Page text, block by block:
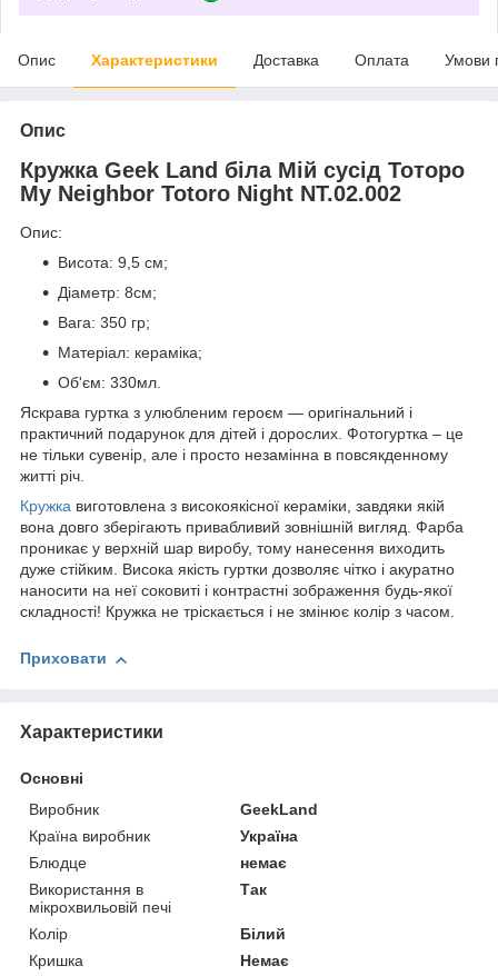
Опис Характеристики Доставка Оплата Умови
Опис
Кружка Geek Land біла Мій сусід Тоторо
My Neighbor Totoro Night NT.02.002
Опис:
Висота: 9,5 см;
Діаметр: 8см;
Вага: 350 гр;
Матеріал: кераміка;
Об'єм: 330мл.
Яскрава гуртка з улюбленим героєм ― оригінальний і
практичний подарунок для дітей і дорослих. Фотогуртка – це
не тільки сувенір, але і просто незамінна в повсякденному
житті річ.
Кружка виготовлена з високоякісної кераміки, завдяки якій
вона довго зберігають привабливий зовнішній вигляд. Фарба
проникає у верхній шар виробу, тому нанесення виходить
дуже стійким. Висока якість гуртки дозволяє чітко і акуратно
наносити на неї соковиті і контрастні зображення будь-якої
складності! Кружка не тріскається і не змінює колір з часом.
Приховати
Характеристики
Основні
Виробник
GeekLand
Країна виробник
Україна
Блюдце
немає
Використання в
мікрохвильовій печі
Так
Колір
Білий
Кришка
Немає